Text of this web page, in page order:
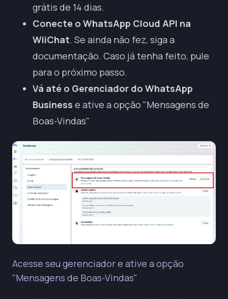
grátis de 14 dias.
Conecte o WhatsApp Cloud API na
WiiChat. Se ainda não fez, siga a
documentação. Caso já tenha feito, pule
para o próximo passo.
Vá até o Gerenciador do WhatsApp
Business e ative a opção "Mensagens de
Boas-Vindas"
Acesse seu gerenciador e ative a opção
"Mensagens de Boas-Vindas"